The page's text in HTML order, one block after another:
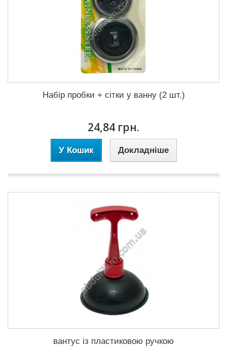
Набір пробки + сітки у ванну (2 шт.)
24,84 грн.
У Кошик Докладніше
вантус із пластиковою ручкою